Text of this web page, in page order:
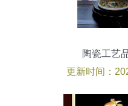
陶瓷工艺
更新时间：